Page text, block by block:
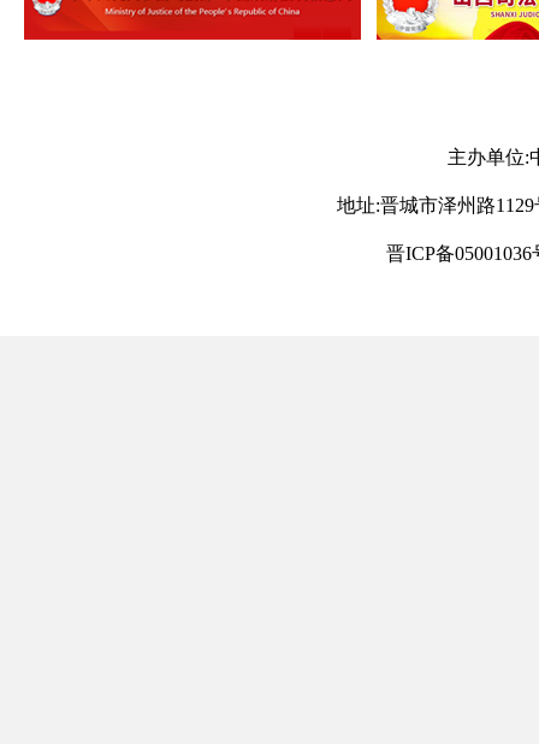
主办单位:
地址:晋城市泽州路1129
晋ICP备05001036